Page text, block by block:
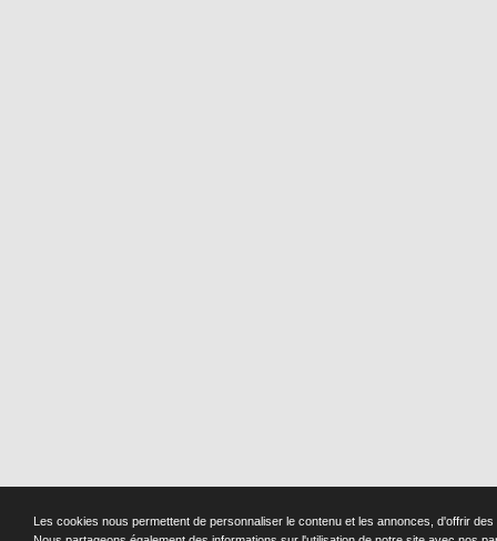
Les cookies nous permettent de personnaliser le contenu et les annonces, d'offrir